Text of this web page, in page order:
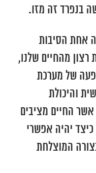
בנפרד זה מזו.
אחת הסיבות
רצון מהחיים שלנו,
של מערכת
והיכולת
החיים מציבים
יהיה אפשרי
המוצלחת